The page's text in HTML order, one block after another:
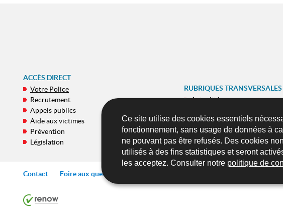
Ce site utilise des cookies essentiels
fonctionnement, sans usage de données à
ne pouvant pas être refusés. Des cookies
utilisés à des fins statistiques et seront
les acceptez. Consulter notre politique de
ACCÈS DIRECT
Votre Police
Recrutement
Appels publics
Aide aux victimes
Prévention
Législation
RUBRIQUES TRANSVERSALES
Actualités
Galeries
Publications
Application mobile
Contact Foire aux questions (FAQ)